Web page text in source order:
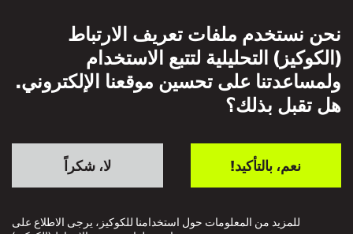
نحن نستخدم ملفات تعريف الارتباط
(الكوكيز) التحليلية لتتبع الاستخدام
ولمساعدتنا على تحسين موقعنا الإلكتروني.
هل تقبل بذلك؟
لا، شكراً نعم، بالتأكيد!
للمزيد من المعلومات حول استخدامنا للكوكيز، يرجى الاطلاع على